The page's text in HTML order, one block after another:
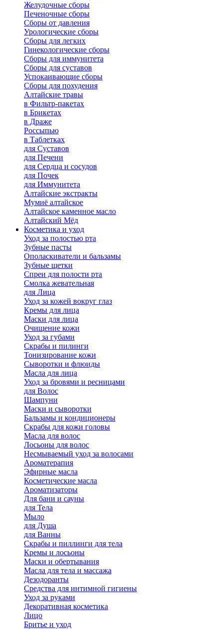
Желудочные сборы
Печеночные сборы
Сборы от давления
Урологические сборы
Сборы для легких
Гинекологические сборы
Сборы для иммунитета
Сборы для суставов
Успокаивающие сборы
Сборы для похудения
Алтайские травы
в Фильтр-пакетах
в Брикетах
в Драже
Россыпью
в Таблетках
для Cуставов
для Печени
для Сердца и сосудов
для Почек
для Иммунитета
Алтайские экстракты
Мумиё алтайское
Алтайское каменное масло
Алтайский Мёд
Косметика и уход
Уход за полостью рта
Зубные пасты
Ополаскиватели и бальзамы
Зубные щетки
Спреи для полости рта
Смолка жевательная
для Лица
Уход за кожей вокруг глаз
Кремы для лица
Маски для лица
Очищение кожи
Уход за губами
Скрабы и пилинги
Тонизирование кожи
Сыворотки и флюиды
Масла для лица
Уход за бровями и ресницами
для Волос
Шампуни
Маски и сыворотки
Бальзамы и кондиционеры
Скрабы для кожи головы
Масла для волос
Лосьоны для волос
Несмываемый уход за волосами
Ароматерапия
Эфирные масла
Косметические масла
Ароматизаторы
Для бани и сауны
для Тела
Мыло
для Душа
для Ванны
Скрабы и пиллинги для тела
Кремы и лосьоны
Маски и обертывания
Масла для тела и массажа
Дезодоранты
Средства для интимной гигиены
Уход за руками
Декоративная косметика
Лицо
Бритье и уход